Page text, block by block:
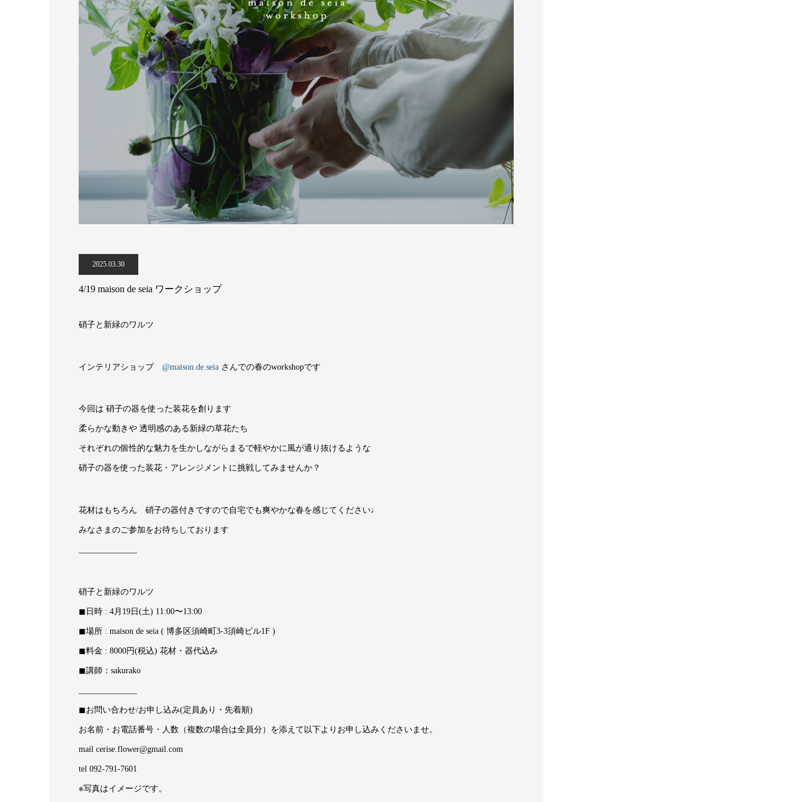
2025.03.30
4/19 maison de seia ワークショップ
硝子と新緑のワルツ
インテリアショップ @maison.de.seia さんでの春のworkshopです
今回は 硝子の器を使った装花を創ります
柔らかな動きや 透明感のある新緑の草花たち
それぞれの個性的な魅力を生かしながらまるで軽やかに風が通り抜けるような
硝子の器を使った装花・アレンジメントに挑戦してみませんか？
花材はもちろん 硝子の器付きですので自宅でも爽やかな春を感じてください♩
みなさまのご参加をお待ちしております
硝子と新緑のワルツ
◼︎日時 : 4月19日(土) 11:00〜13:00
◼︎場所 : maison de seia ( 博多区須崎町3-3須崎ビル1F )
◼︎料金 : 8000円(税込) 花材・器代込み
◼︎講師：sakurako
◼︎お問い合わせ/お申し込み(定員あり・先着順)
お名前・お電話番号・人数（複数の場合は全員分）を添えて以下よりお申し込みくださいませ。
mail cerise.flower@gmail.com
tel 092-791-7601
※写真はイメージです。